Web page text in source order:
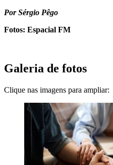
Por Sérgio Pêgo
Fotos: Espacial FM
Galeria de fotos
Clique nas imagens para ampliar: